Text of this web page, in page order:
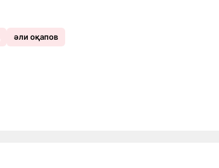
әли оқапов